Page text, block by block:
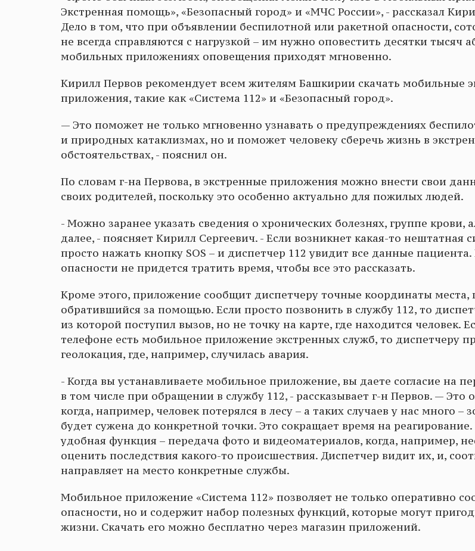
Экстренная помощь», «Безопасный город» и «МЧС России», - рассказал
Дело в том, что при объявлении беспилотной или ракетной опасности,
не всегда справляются с нагрузкой – им нужно оповестить десятки тысяч
мобильных приложениях оповещения приходят мгновенно.
Кирилл Первов рекомендует всем жителям Башкирии скачать мобильные
приложения, такие как «Система 112» и «Безопасный город».
— Это поможет не только мгновенно узнавать о предупреждениях
и природных катаклизмах, но и поможет человеку сберечь жизнь в
обстоятельствах, - пояснил он.
По словам г-на Первова, в экстренные приложения можно внести свои
своих родителей, поскольку это особенно актуально для пожилых людей.
- Можно заранее указать сведения о хронических болезнях, группе крови,
далее, - поясняет Кирилл Сергеевич. - Если возникнет какая-то нештатная
просто нажать кнопку SOS – и диспетчер 112 увидит все данные пациента.
опасности не придется тратить время, чтобы все это рассказать.
Кроме этого, приложение сообщит диспетчеру точные координаты места,
обратившийся за помощью. Если просто позвонить в службу 112, то
из которой поступил вызов, но не точку на карте, где находится человек.
телефоне есть мобильное приложение экстренных служб, то диспетчеру
геолокация, где, например, случилась авария.
- Когда вы устанавливаете мобильное приложение, вы даете согласие на
в том числе при обращении в службу 112, - рассказывает г-н Первов. — Это
когда, например, человек потерялся в лесу – а таких случаев у нас много –
будет сужена до конкретной точки. Это сокращает время на
удобная функция – передача фото и видеоматериалов, когда, например,
оценить последствия какого-то происшествия. Диспетчер видит их, и,
направляет на место конкретные службы.
Мобильное приложение «Система 112» позволяет не только оперативно
опасности, но и содержит набор полезных функций, которые могут
жизни. Скачать его можно бесплатно через магазин приложений.